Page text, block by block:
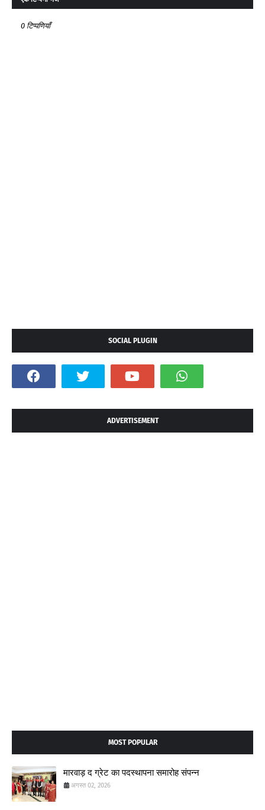
0 टिप्पणियाँ
SOCIAL PLUGIN
ADVERTISEMENT
MOST POPULAR
मारवाड़ द ग्रेट का पदस्थापना समारोह संपन्न
अगस्त 02, 2026